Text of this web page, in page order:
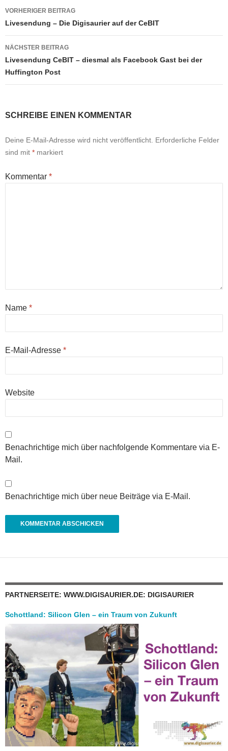
Beitragsnavigation
VORHERIGER BEITRAG
Livesendung – Die Digisaurier auf der CeBIT
NÄCHSTER BEITRAG
Livesendung CeBIT – diesmal als Facebook Gast bei der
Huffington Post
SCHREIBE EINEN KOMMENTAR
Deine E-Mail-Adresse wird nicht veröffentlicht. Erforderliche Felder
sind mit * markiert
Kommentar *
Name *
E-Mail-Adresse *
Website
Benachrichtige mich über nachfolgende Kommentare via E-
Mail.
Benachrichtige mich über neue Beiträge via E-Mail.
PARTNERSEITE: WWW.DIGISAURIER.DE: DIGISAURIER
Schottland: Silicon Glen – ein Traum von Zukunft